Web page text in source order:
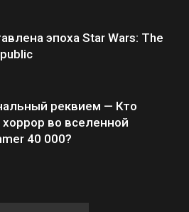
эпоха Star Wars: The
реквием — Кто
во вселенной
40 000?